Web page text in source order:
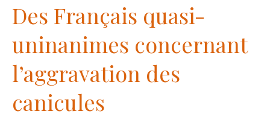
Des Français quasi-
uninanimes concernant
l’aggravation des
canicules